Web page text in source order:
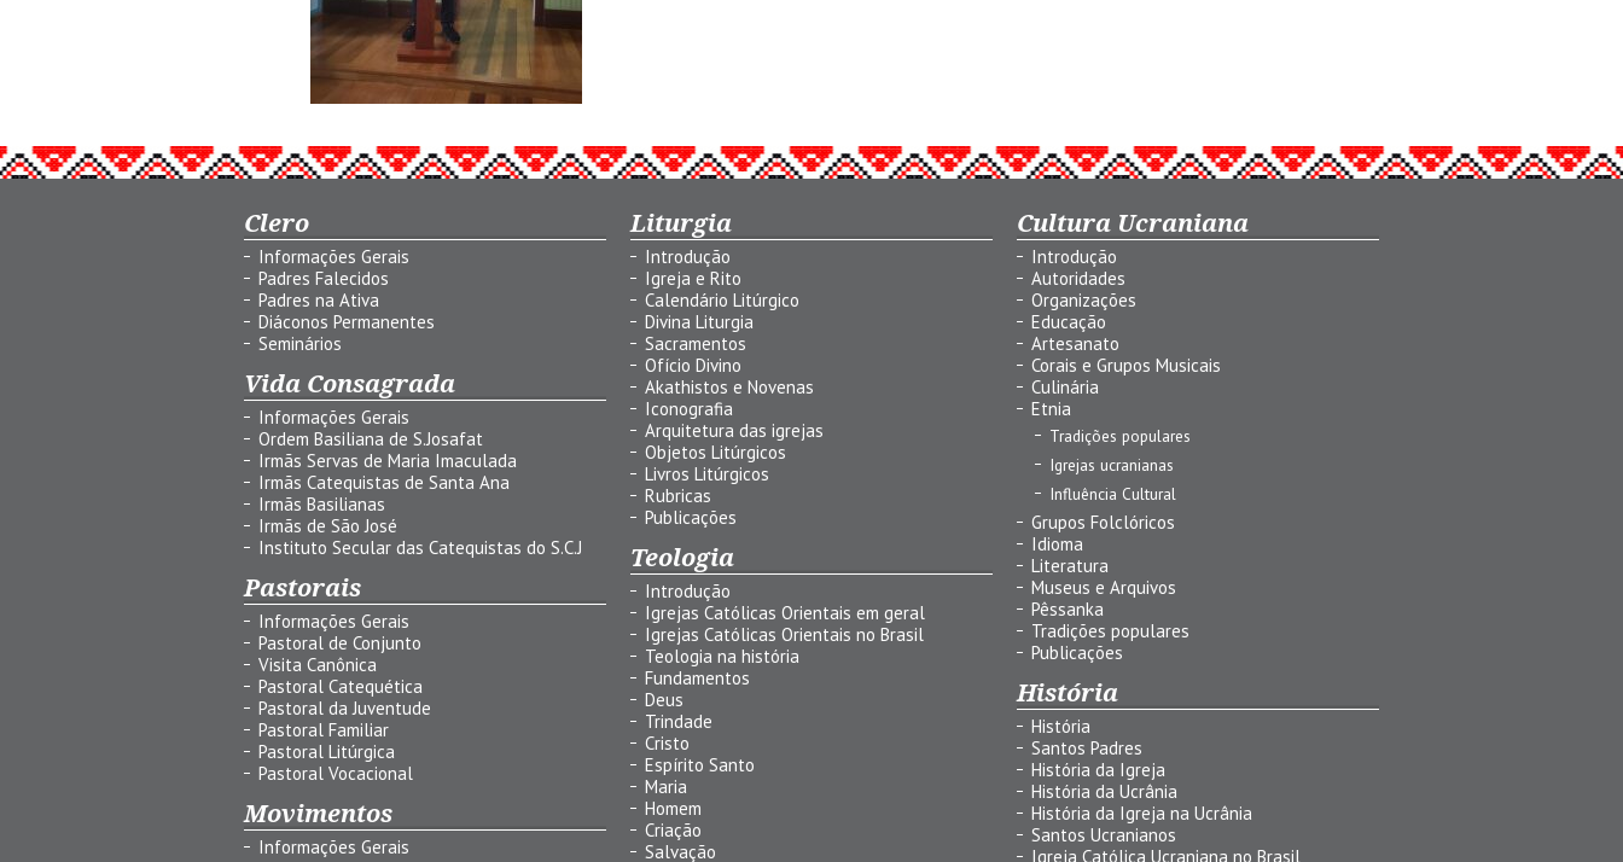
Clero
Informações Gerais
Padres Falecidos
Padres na Ativa
Diáconos Permanentes
Seminários
Vida Consagrada
Informações Gerais
Ordem Basiliana de S.Josafat
Irmãs Servas de Maria Imaculada
Irmãs Catequistas de Santa Ana
Irmãs Basilianas
Irmãs de São José
Instituto Secular das Catequistas do S.C.J
Pastorais
Informações Gerais
Pastoral de Conjunto
Visita Canônica
Pastoral Catequética
Pastoral da Juventude
Pastoral Familiar
Pastoral Litúrgica
Pastoral Vocacional
Movimentos
Informações Gerais
Liturgia
Introdução
Igreja e Rito
Calendário Litúrgico
Divina Liturgia
Sacramentos
Ofício Divino
Akathistos e Novenas
Iconografia
Arquitetura das igrejas
Objetos Litúrgicos
Livros Litúrgicos
Rubricas
Publicações
Teologia
Introdução
Igrejas Católicas Orientais em geral
Igrejas Católicas Orientais no Brasil
Teologia na história
Fundamentos
Deus
Trindade
Cristo
Espírito Santo
Maria
Homem
Criação
Salvação
Cultura Ucraniana
Introdução
Autoridades
Organizações
Educação
Artesanato
Corais e Grupos Musicais
Culinária
Etnia
Tradições populares
Igrejas ucranianas
Influência Cultural
Grupos Folclóricos
Idioma
Literatura
Museus e Arquivos
Pêssanka
Tradições populares
Publicações
História
História
Santos Padres
História da Igreja
História da Ucrânia
História da Igreja na Ucrânia
Santos Ucranianos
Igreja Católica Ucraniana no Brasil